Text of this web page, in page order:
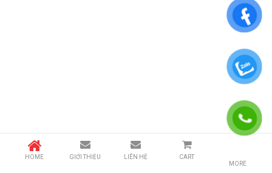
HOME GIỚI THIỆU LIÊN HỆ
CART
MORE